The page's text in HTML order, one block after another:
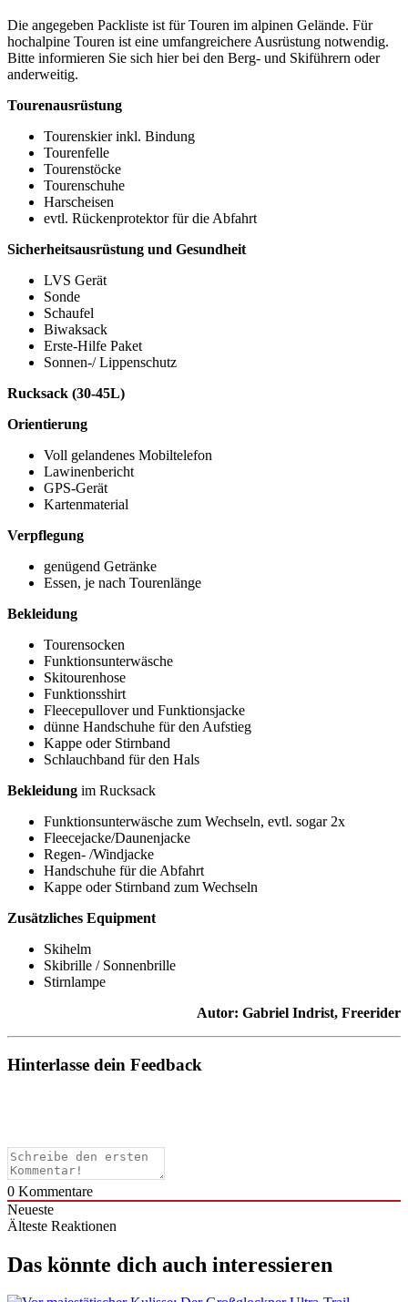
Die angegeben Packliste ist für Touren im alpinen Gelände. Für
hochalpine Touren ist eine umfangreichere Ausrüstung notwendig.
Bitte informieren Sie sich hier bei den Berg- und Skiführern oder
anderweitig.
Tourenausrüstung
Tourenskier inkl. Bindung
Tourenfelle
Tourenstöcke
Tourenschuhe
Harscheisen
evtl. Rückenprotektor für die Abfahrt
Sicherheitsausrüstung und Gesundheit
LVS Gerät
Sonde
Schaufel
Biwaksack
Erste-Hilfe Paket
Sonnen-/ Lippenschutz
Rucksack (30-45L)
Orientierung
Voll gelandenes Mobiltelefon
Lawinenbericht
GPS-Gerät
Kartenmaterial
Verpflegung
genügend Getränke
Essen, je nach Tourenlänge
Bekleidung
Tourensocken
Funktionsunterwäsche
Skitourenhose
Funktionsshirt
Fleecepullover und Funktionsjacke
dünne Handschuhe für den Aufstieg
Kappe oder Stirnband
Schlauchband für den Hals
Bekleidung im Rucksack
Funktionsunterwäsche zum Wechseln, evtl. sogar 2x
Fleecejacke/Daunenjacke
Regen- /Windjacke
Handschuhe für die Abfahrt
Kappe oder Stirnband zum Wechseln
Zusätzliches Equipment
Skihelm
Skibrille / Sonnenbrille
Stirnlampe
Autor: Gabriel Indrist, Freerider
Hinterlasse dein Feedback
0 Kommentare
Neueste
Älteste Reaktionen
Das könnte dich auch interessieren